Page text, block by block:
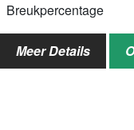
Breukpercentage
Verliespercentage
Meer Details